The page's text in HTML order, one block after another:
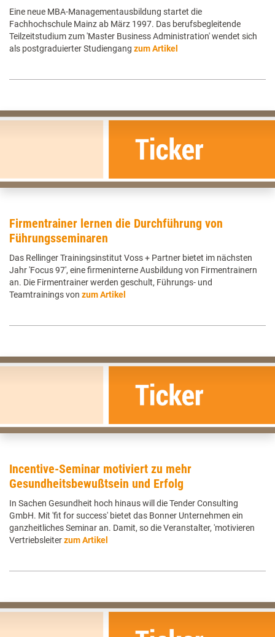
Eine neue MBA-Managementausbildung startet die
Fachhochschule Mainz ab März 1997. Das berufsbegleitende
Teilzeitstudium zum 'Master Business Administration' wendet sich
als postgraduierter Studiengang zum Artikel
Firmentrainer lernen die Durchführung von
Führungsseminaren
Das Rellinger Trainingsinstitut Voss + Partner bietet im nächsten
Jahr 'Focus 97', eine firmeninterne Ausbildung von Firmentrainern
an. Die Firmentrainer werden geschult, Führungs- und
Teamtrainings von zum Artikel
Incentive-Seminar motiviert zu mehr
Gesundheitsbewußtsein und Erfolg
In Sachen Gesundheit hoch hinaus will die Tender Consulting
GmbH. Mit 'fit for success' bietet das Bonner Unternehmen ein
ganzheitliches Seminar an. Damit, so die Veranstalter, 'motivieren
Vertriebsleiterzum Artikel